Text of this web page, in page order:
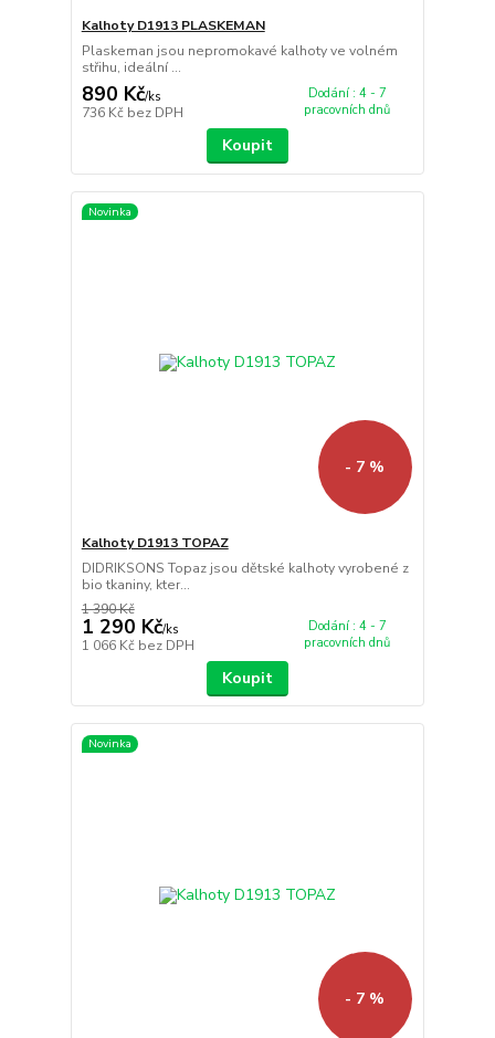
Kalhoty D1913 PLASKEMAN
Plaskeman jsou nepromokavé kalhoty ve volném
střihu, ideální ...
890 Kč/ks
736 Kč bez DPH
Dodání : 4 - 7
pracovních dnů
Koupit
Novinka
- 7 %
Kalhoty D1913 TOPAZ
DIDRIKSONS Topaz jsou dětské kalhoty vyrobené z
bio tkaniny, kter...
1 390 Kč
1 290 Kč/ks
1 066 Kč bez DPH
Dodání : 4 - 7
pracovních dnů
Koupit
Novinka
- 7 %